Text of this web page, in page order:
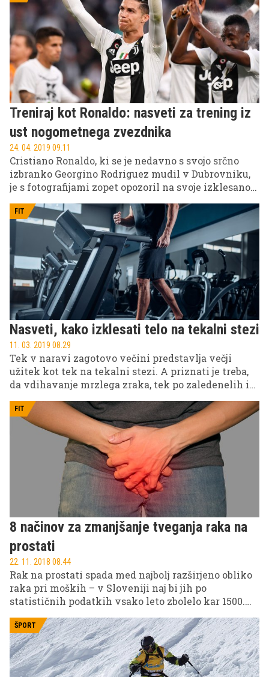
osebni trener Daniel Jelovič pripravil vodič, kako
ponovno pristopiti k vadbi, da se ne bi ''zaleteli v
zid''.
Treniraj kot Ronaldo: nasveti za trening iz
ust nogometnega zvezdnika
24. 04. 2019 09.11
Cristiano Ronaldo, ki se je nedavno s svojo srčno
izbranko Georgino Rodriguez mudil v Dubrovniku,
je s fotografijami zopet opozoril na svoje izklesano
uspeva. Njegove nasvete za trening razkrivamo v
nadaljevanju.
FIT
Nasveti, kako izklesati telo na tekalni stezi
11. 03. 2019 08.29
Tek v naravi zagotovo večini predstavlja večji
užitek kot tek na tekalni stezi. A priznati je treba,
da vdihavanje mrzlega zraka, tek po zaledenelih in
varen, če tega niste vajeni. Zato si v teh hladnih
dneh privoščite učinkovit trening kar na tekalni
FIT
8 načinov za zmanjšanje tveganja raka na
prostati
22. 11. 2018 08.44
Rak na prostati spada med najbolj razširjeno obliko
raka pri moških – v Sloveniji naj bi jih po
statističnih podatkih vsako leto zbolelo kar 1500.
Čeprav za to vrsto raka pogosteje zbolevajo moški,
starejši od 65 let, previdnost ni odveč. Zbrali smo
nekaj bistvenih preventivnih ukrepov, ki
znanstveno dokazano pripomorejo k zmanjšanju
tveganja in zdravemu življenju.
ŠPORT